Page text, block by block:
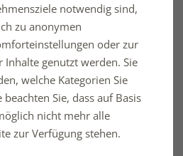
notwendig sind,
zu anonymen
oder zur
Inhalte genutzt werden. Sie
welche Kategorien Sie
Sie, dass auf Basis
nicht mehr alle
zur Verfügung stehen.